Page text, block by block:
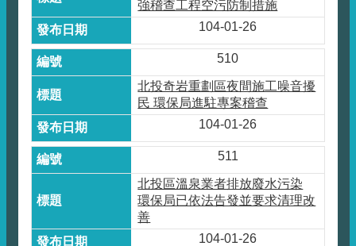
強稽查工程空污防制措施
104-01-26
510
北投奇岩重劃區夜間施工噪音擾
民 環保局進駐專案稽查
104-01-26
511
北投區溫泉業者排放廢水污染
環保局已依法告發並要求清理改
善
104-01-26